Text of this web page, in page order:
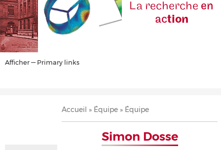
La recherche en
action
Primary
Afficher — Primary links
Fil
d'Ariane
Accueil Équipe Équipe
Simon Dosse